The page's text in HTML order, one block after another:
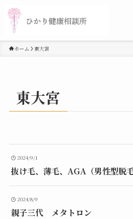
ホーム 東大宮
東大宮
2024/9/1
抜け毛、薄毛、AGA（男性型脱
2024/8/9
親子三代 メタトロン